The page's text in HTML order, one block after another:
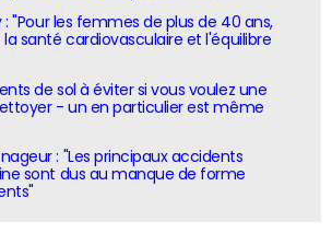
: "Pour les femmes de plus de 40 ans,
santé cardiovasculaire et l'équilibre
de sol à éviter si vous voulez une
- un en particulier est même
: "Les principaux accidents
sont dus au manque de forme